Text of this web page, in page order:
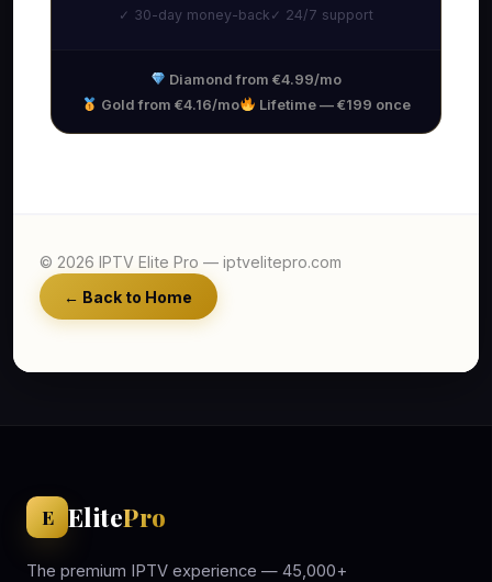
✓ 30-day money-back ✓ 24/7 support
Diamond from €4.99/mo
Gold from €4.16/mo
Lifetime — €199 once
© 2026 IPTV Elite Pro — iptvelitepro.com
← Back to Home
E ElitePro
The premium IPTV experience — 45,000+